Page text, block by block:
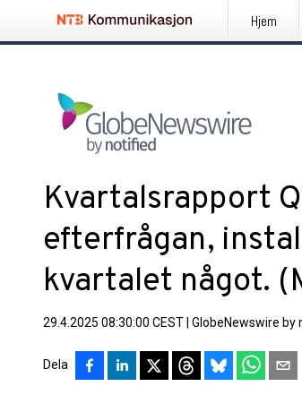
Hjem
Kvartalsrapport
efterfrågan,
kvartalet något.
29.4.2025 08:30:00 CEST GlobeNewswire by
Dela